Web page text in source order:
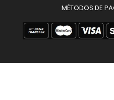
MÉTODOS DE